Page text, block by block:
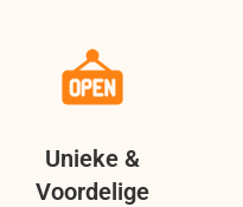
Unieke &
Voordelige